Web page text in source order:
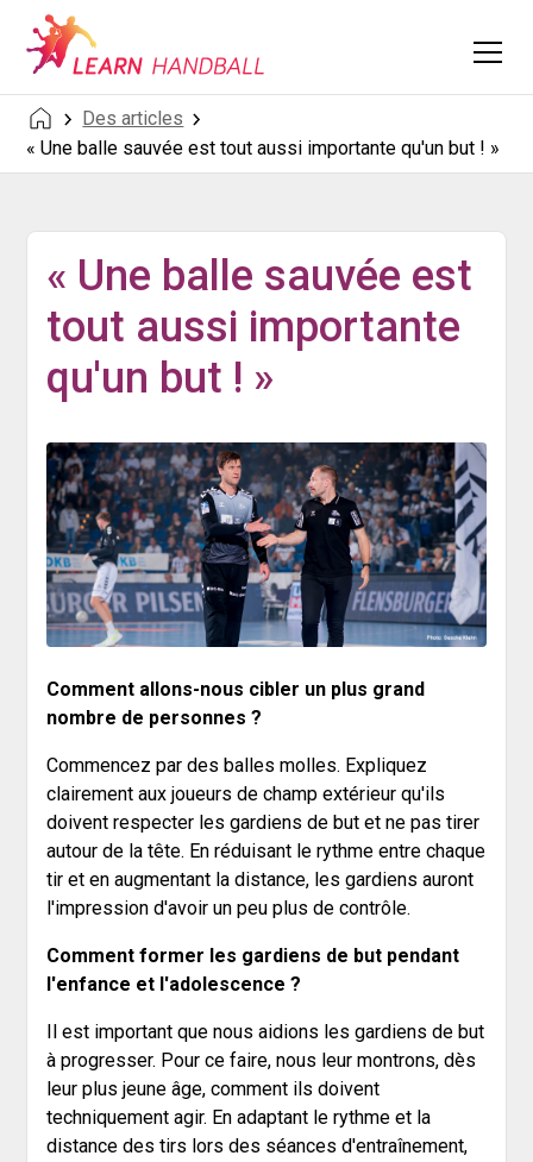
Des articles
« Une balle sauvée est tout aussi importante qu'un but ! »
« Une balle sauvée est
tout aussi importante
qu'un but ! »
Comment allons-nous cibler un plus grand
nombre de personnes ?
Commencez par des balles molles. Expliquez
clairement aux joueurs de champ extérieur qu'ils
doivent respecter les gardiens de but et ne pas tirer
autour de la tête. En réduisant le rythme entre chaque
tir et en augmentant la distance, les gardiens auront
l'impression d'avoir un peu plus de contrôle.
Comment former les gardiens de but pendant
l'enfance et l'adolescence ?
Il est important que nous aidions les gardiens de but
à progresser. Pour ce faire, nous leur montrons, dès
leur plus jeune âge, comment ils doivent
techniquement agir. En adaptant le rythme et la
distance des tirs lors des séances d'entraînement,